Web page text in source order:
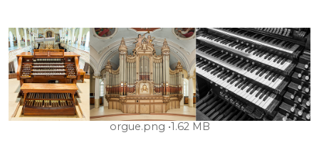
orgue.png 1.62 MB